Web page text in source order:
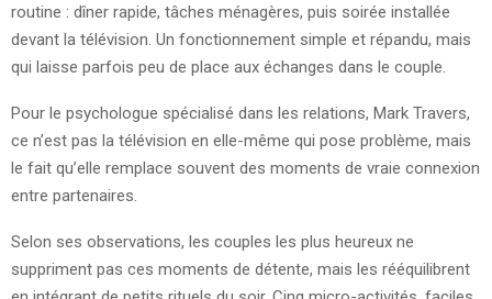
routine : dîner rapide, tâches ménagères, puis soirée installée
devant la télévision. Un fonctionnement simple et répandu, mais
qui laisse parfois peu de place aux échanges dans le couple.
Pour le psychologue spécialisé dans les relations, Mark Travers,
ce n’est pas la télévision en elle-même qui pose problème, mais
le fait qu’elle remplace souvent des moments de vraie connexion
entre partenaires.
Selon ses observations, les couples les plus heureux ne
suppriment pas ces moments de détente, mais les rééquilibrent